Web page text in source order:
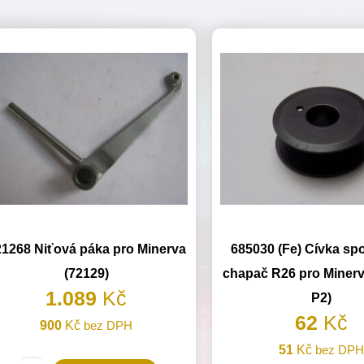
Niťová páka pro Minerva
(72129)
1.089 Kč
900 Kč bez DPH
685030 (Fe) Cívka
chapač R26 pro
P2)
62 Kč
51 Kč bez DPH